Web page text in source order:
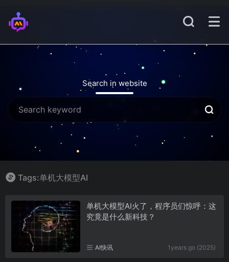
Search in website
Tags:单机大模型AI
单机大模型AI火了，程序员们惊呼：这
究竟是什么新科技？
AI快讯 1years go (2025)